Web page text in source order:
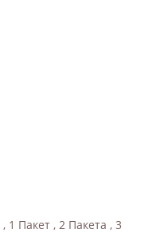
Пакет , 2 Пакета , 3